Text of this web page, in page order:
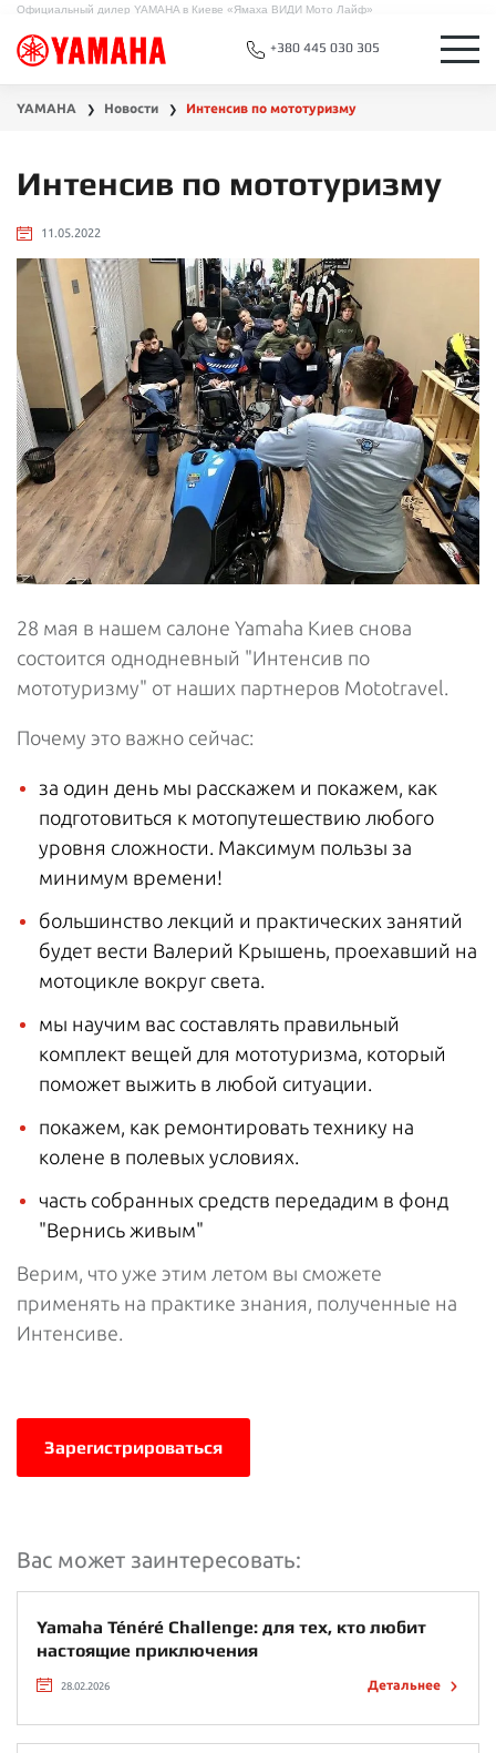
Официальный дилер YAMAHA в Киеве «Ямаха ВИДИ Мото Лайф»
+380 445 030 305
YAMAHA ❯ Новости ❯ Интенсив по мототуризму
Интенсив по мототуризму
11.05.2022
28 мая в нашем салоне Yamaha Киев снова
состоится однодневный "Интенсив по
мототуризму" от наших партнеров Mototravel.
Почему это важно сейчас:
за один день мы расскажем и покажем, как
подготовиться к мотопутешествию любого
уровня сложности. Максимум пользы за
минимум времени!
большинство лекций и практических занятий
будет вести Валерий Крышень, проехавший на
мотоцикле вокруг света.
мы научим вас составлять правильный
комплект вещей для мототуризма, который
поможет выжить в любой ситуации.
покажем, как ремонтировать технику на
колене в полевых условиях.
часть собранных средств передадим в фонд
"Вернись живым"
Верим, что уже этим летом вы сможете
применять на практике знания, полученные на
Интенсиве.
Зарегистрироваться
Вас может заинтересовать:
Yamaha Ténéré Challenge: для тех, кто любит
настоящие приключения
28.02.2026 Детальнее